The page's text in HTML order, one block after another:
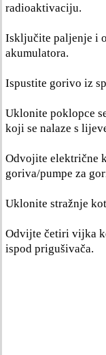
radioaktivaciju.
Isključite paljenje i
akumulatora.
Ispustite gorivo iz
Uklonite poklopce
koji se nalaze s
Odvojite električne
goriva/pumpe za
Uklonite stražnje
Odvijte četiri vijka
ispod prigušivača.